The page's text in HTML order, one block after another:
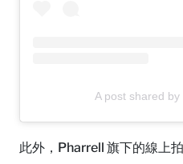
A post shared
此外，Pharrell 旗下的線上